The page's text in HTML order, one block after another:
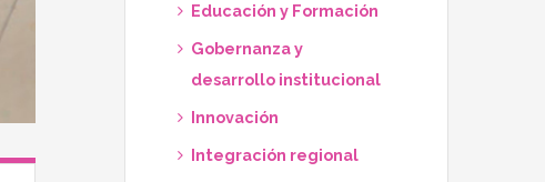
Educación y Formación
Gobernanza y
desarrollo institucional
Innovación
Integración regional